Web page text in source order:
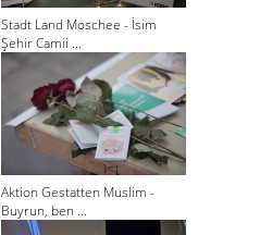
Stadt Land Moschee - İsim
Şehir Camii ...
Aktion Gestatten Muslim -
Buyrun, ben ...